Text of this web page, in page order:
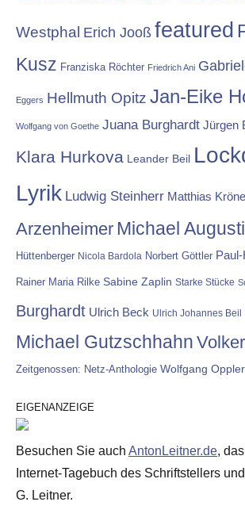
Westphal Erich Jooß featured
Kusz Franziska Röchter Friedrich Ani
Eggers Hellmuth Opitz Jan-Eike
Wolfgang von Goethe Juana Burghardt Jürgen
Klara Hurkova Leander Beil
Lyrik Ludwig Steinherr Matthias
Arzenheimer Michael
Hüttenberger Nicola Bardola Norbert Göttler
Rainer Maria Rilke Sabine Zaplin Starke Stücke
Burghardt Ulrich Beck Ulrich Johannes Beil
Michael Gutzschhahn
Zeitgenossen: Netz-Anthologie Wolfgang Oppler
EIGENANZEIGE
Besuchen Sie auch AntonLeitner.de,
Internet-Tagebuch des Schriftstellers
G. Leitner.